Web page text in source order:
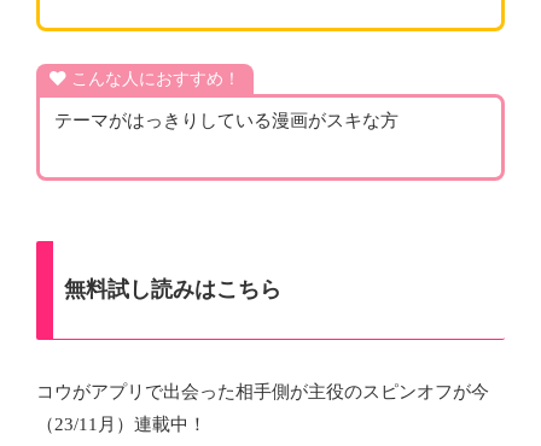
こんな人におすすめ！
テーマがはっきりしている漫画がスキな方
無料試し読みはこちら
コウがアプリで出会った相手側が主役のスピンオフが今
（23/11月）連載中！